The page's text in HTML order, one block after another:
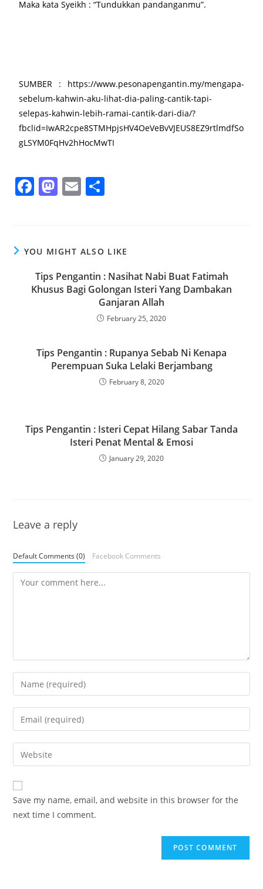
Maka kata Syeikh : “Tundukkan pandanganmu”.
SUMBER : https://www.pesonapengantin.my/mengapa-
sebelum-kahwin-aku-lihat-dia-paling-cantik-tapi-
selepas-kahwin-lebih-ramai-cantik-dari-dia/?
fbclid=IwAR2cpe8STMHpjsHV4OeVeBvVJEUS8EZ9rtlmdfSo
gLSYM0FqHv2hHocMwTI
F
e
b
o
o
M
o
d
o
n
E
l e
YOU MIGHT ALSO LIKE
Tips Pengantin : Nasihat Nabi Buat Fatimah
Khusus Bagi Golongan Isteri Yang Dambakan
Ganjaran Allah
February 25, 2020
Tips Pengantin : Rupanya Sebab Ni Kenapa
Perempuan Suka Lelaki Berjambang
February 8, 2020
Tips Pengantin : Isteri Cepat Hilang Sabar Tanda
Isteri Penat Mental & Emosi
January 29, 2020
Leave a reply
Default Comments (0) Facebook Comments
Save my name, email, and website in this browser for the
next time I comment.